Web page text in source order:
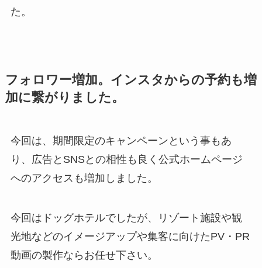
た。
フォロワー増加。インスタからの予約も増
加に繋がりました。
今回は、期間限定のキャンペーンという事もあ
り、広告とSNSとの相性も良く公式ホームページ
へのアクセスも増加しました。
今回はドッグホテルでしたが、リゾート施設や観
光地などのイメージアップや集客に向けたPV・PR
動画の製作ならお任せ下さい。